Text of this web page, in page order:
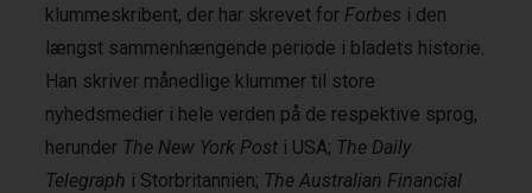
klummeskribent, der har skrevet forForbes i den
længst sammenhængende periode i bladets historie.
Han skriver månedlige klummer til store
nyhedsmedier i hele verden på de respektive sprog,
herunder The New York Posti USA; The Daily
Telegraph i Storbritannien; The Australian Financial